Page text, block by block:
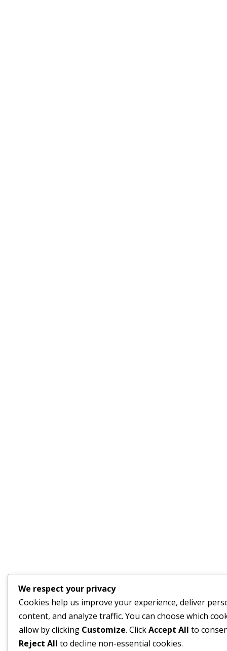
We respect your privacy
Cookies help us improve your experience, deliver
content, and analyze traffic. You can choose which
allow by clicking Customize. ClickAccept All to
Reject All to decline non-essential cookies.